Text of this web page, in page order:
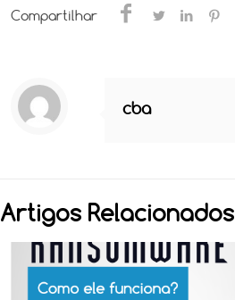
Compartilhar
cba
Artigos Relacionados